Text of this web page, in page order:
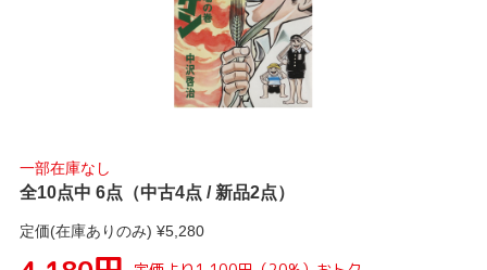
一部在庫なし
全10点中 6点（中古4点 / 新品2点）
定価(在庫ありのみ) ¥5,280